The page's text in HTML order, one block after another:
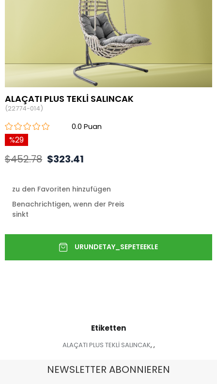
ALAÇATI PLUS TEKLİ SALINCAK
(22774-014)
0.0
29
$452.78 $323.41
zu den Favoriten hinzufügen
Benachrichtigen, wenn der Preis
sinkt
Etiketten
ALAÇATI PLUS TEKLİ SALINCAK, ,
NEWSLETTER ABONNIEREN